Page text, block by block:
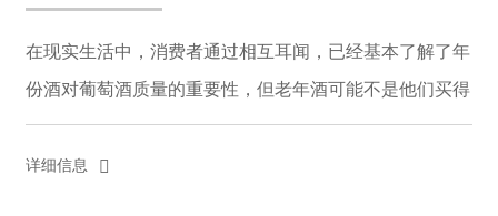
在现实生活中，消费者通过相互耳闻，已经基本了解了年
份酒对葡萄酒质量的重要性，但老年酒可能不是他们买得
起的。因此，由于他们不知道如何识别他们能消费的年份
相近的红酒，那么红葡萄酒盒是否华丽可能成为这些红
详细信息